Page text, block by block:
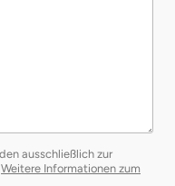
ausschließlich zur
Weitere Informationen zum